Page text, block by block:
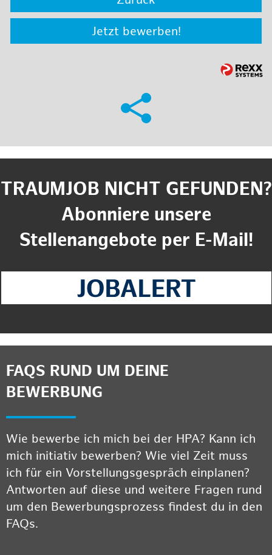
Jetzt bewerben!
TRAUMJOB NICHT GEFUNDEN?
Abonniere unsere
Stellenangebote per E-Mail!
FAQS RUND UM DEINE
BEWERBUNG
Wie bewerbe ich mich bei der HPA? Kann ich
mich initiativ bewerben? Wie viel Zeit muss
ich für ein Vorstellungsgespräch einplanen?
Antworten auf diese und weitere Fragen rund
um den Bewerbungsprozess findest du in den
FAQs.